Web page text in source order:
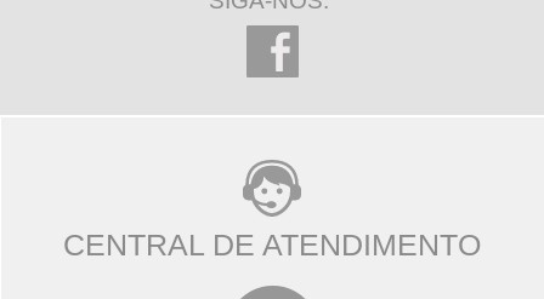
CENTRAL DE ATENDIMENTO